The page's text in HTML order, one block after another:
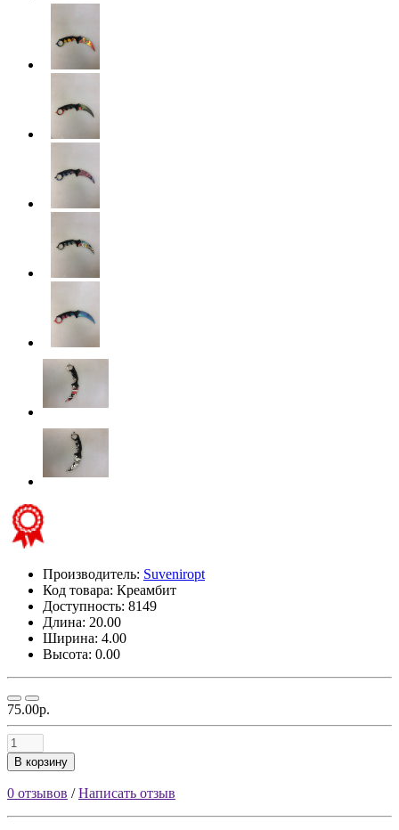
Производитель: Suveniropt
Код товара: Креамбит
Доступность: 8149
Длина: 20.00
Ширина: 4.00
Высота: 0.00
75.00р.
В корзину
0 отзывов /Написать отзыв